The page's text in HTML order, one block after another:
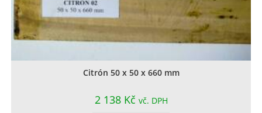
Citrón 50 x 50 x 660 mm
2 138 Kč vč. DPH